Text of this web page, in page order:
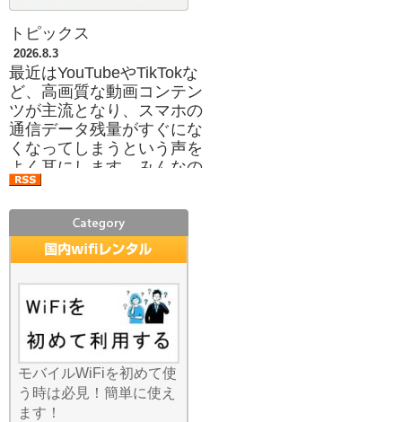
トピックス
2026.8.3
最近はYouTubeやTikTokな
ど、高画質な動画コンテン
ツが主流となり、スマホの
通信データ残量がすぐにな
くなってしまうという声を
よく耳にします。みんなの
Wi-Fiのレンタルサービスを
利用すれば、ご自身のスマ
ホプランのギガを一切消費
することなく、存分にコン
テンツを楽しめます。月々
の携帯料金プランを低い容
量に抑えて、必要な時だけ
当店のWi-Fiを借りるという
「通信費の節約術」も人気
です。月末に速度制限がか
かってイライラすること
も、もうありません。容量
を気にせず高画質動画を見
モバイルWiFiを初めて使
う時は必見！簡単に使え
ます！